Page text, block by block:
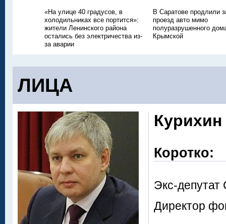
«На улице 40 градусов, в
холодильниках все портится»:
жители Ленинского района
остались без электричества из-
за аварии
В Саратове продлили
проезд авто мимо
полуразрушенного
Крымской
ЛИЦА
Курихин
Коротко:
Экс-
Директор